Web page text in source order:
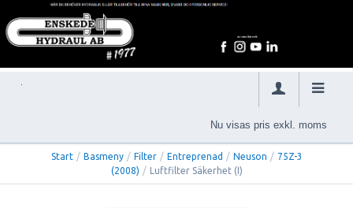
Nu visas pris exkl. moms
Start / Basmeny / Filter / Entreprenad / Neuson / 75Z-3
(2008) / Luftfilter Säkerhet (I)